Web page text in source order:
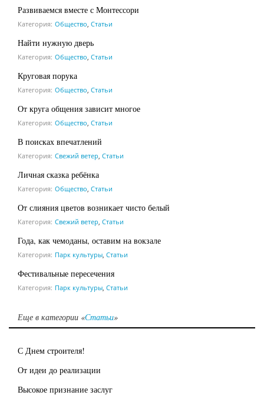
Развиваемся вместе с Монтессори
Категория: Общество Статьи
Найти нужную дверь
Категория: Общество Статьи
Круговая порука
Категория: Общество Статьи
От круга общения зависит многое
Категория: Общество Статьи
В поисках впечатлений
Категория: Свежий ветер Статьи
Личная сказка ребёнка
Категория: Общество Статьи
От слияния цветов возникает чисто белый
Категория: Свежий ветер Статьи
Года, как чемоданы, оставим на вокзале
Категория: Парк культуры Статьи
Фестивальные пересечения
Категория: Парк культуры Статьи
Еще в категории «Статьи»
С Днем строителя!
От идеи до реализации
Высокое признание заслуг